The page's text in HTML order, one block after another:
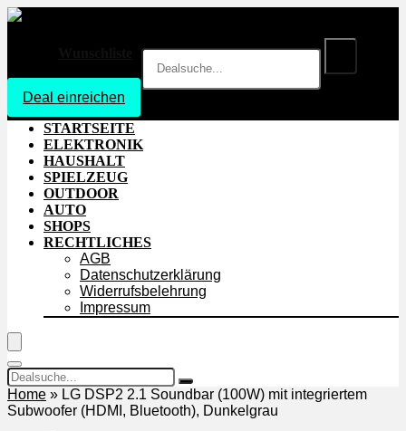
Deal einreichen
STARTSEITE
ELEKTRONIK
HAUSHALT
SPIELZEUG
OUTDOOR
AUTO
SHOPS
RECHTLICHES
AGB
Datenschutzerklärung
Widerrufsbelehrung
Impressum
Home » LG DSP2 2.1 Soundbar (100W) mit integriertem
Subwoofer (HDMI, Bluetooth), Dunkelgrau